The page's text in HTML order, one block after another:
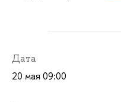
Дата
20 мая 09:00